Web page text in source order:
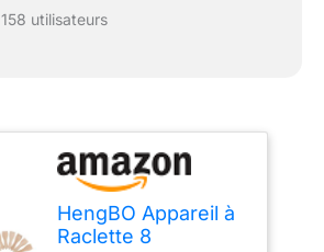
utilisateurs
HengBO Appareil à
Raclette 8